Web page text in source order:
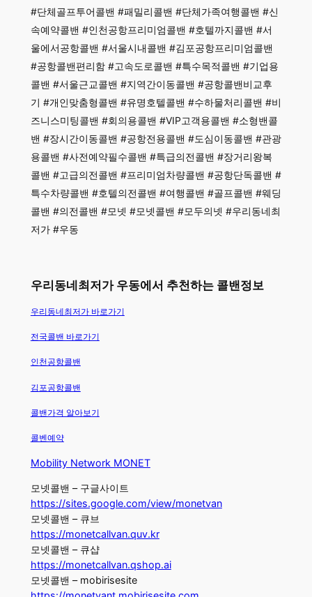
#단체골프투어콜밴 #패밀리콜밴 #단체가족여행콜밴 #신
속예약콜밴 #인천공항프리미엄콜밴 #호텔까지콜밴 #서
울에서공항콜밴 #서울시내콜밴 #김포공항프리미엄콜밴
#공항콜밴편리함 #고속도로콜밴 #특수목적콜밴 #기업용
콜밴 #서울근교콜밴 #지역간이동콜밴 #공항콜밴비교후
기 #개인맞춤형콜밴 #유명호텔콜밴 #수하물처리콜밴 #비
즈니스미팅콜밴 #회의용콜밴 #VIP고객용콜밴 #소형밴콜
밴 #장시간이동콜밴 #공항전용콜밴 #도심이동콜밴 #관광
용콜밴 #사전예약필수콜밴 #특급의전콜밴 #장거리왕복
콜밴 #고급의전콜밴 #프리미엄차량콜밴 #공항단독콜밴 #
특수차량콜밴 #호텔의전콜밴 #여행콜밴 #골프콜밴 #웨딩
콜밴 #의전콜밴 #모넷 #모넷콜밴 #모두의넷 #우리동네최
저가 #우동
우리동네최저가 우동에서 추천하는 콜밴정보
우리동네최저가 바로가기
전국콜밴 바로가기
인천공항콜밴
김포공항콜밴
콜밴가격 알아보기
콜벤예약
Mobility Network MONET
모넷콜밴 – 구글사이트
https://sites.google.com/view/monetvan
모넷콜밴 – 큐브
https://monetcallvan.quv.kr
모넷콜밴 – 큐샵
https://monetcallvan.qshop.ai
모넷콜밴 – mobirisesite